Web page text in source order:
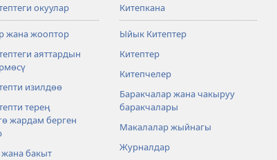
окуулар
жана жооптор
аяттардын
изилдөө
терең
жардам берген
бакыт
Китепкана
Ыйык Китептер
Китептер
Китепчелер
Баракчалар жана чакыруу
баракчалары
Макалалар жыйнагы
Журналдар